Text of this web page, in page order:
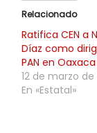
Relacionado
Ratifica CEN a
Díaz como
PAN en Oaxaca
12 de marzo de
En «Estatal»